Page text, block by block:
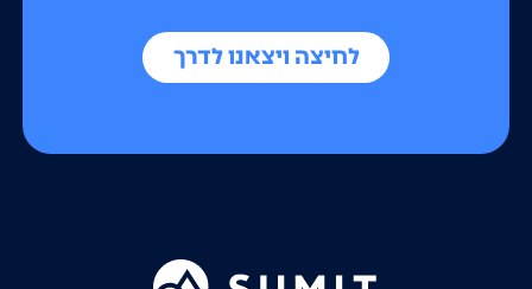
לחיצה ויצאנו לדרך